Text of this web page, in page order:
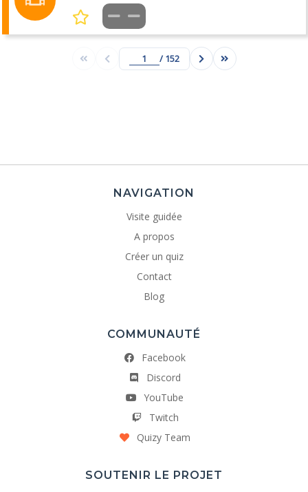
/ 152
NAVIGATION
Visite guidée
A propos
Créer un quiz
Contact
Blog
COMMUNAUTÉ
Facebook
Discord
YouTube
Twitch
Quizy Team
SOUTENIR LE PROJET